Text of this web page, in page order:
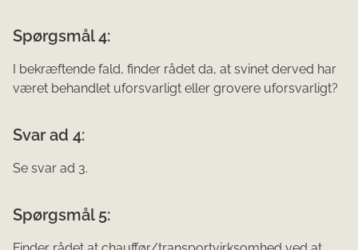
Spørgsmål 4:
I bekræftende fald, finder rådet da, at svinet derved har
været behandlet uforsvarligt eller grovere uforsvarligt?
Svar ad 4:
Se svar ad 3.
Spørgsmål 5: